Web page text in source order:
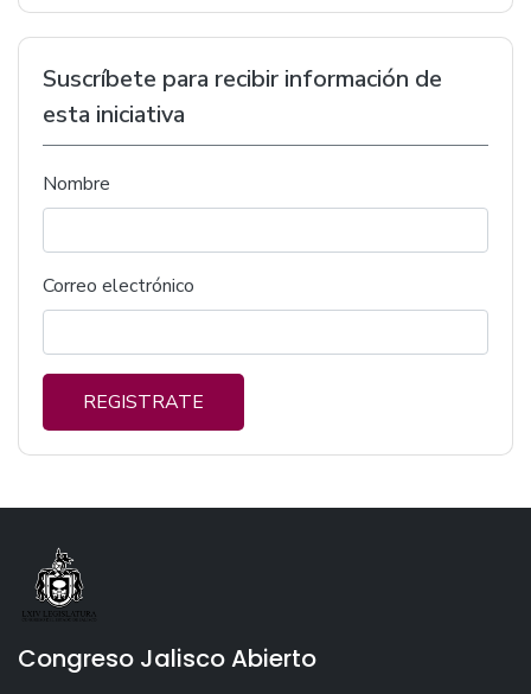
Suscríbete para recibir información de
esta iniciativa
Nombre
Correo electrónico
REGISTRATE
Congreso Jalisco Abierto